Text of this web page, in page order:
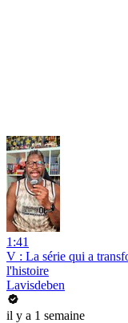
1:41
V : La série qui a
l'histoire
Lavisdeben
il y a 1 semaine